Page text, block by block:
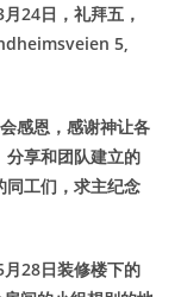
日，礼拜五，
5,
感恩，感谢神让各
分享和团队建立的
同工们，求主纪念
28日装修楼下的